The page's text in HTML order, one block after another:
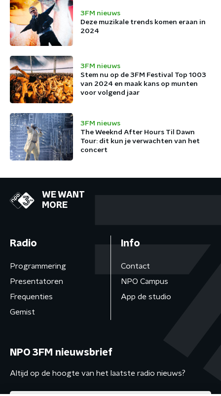
3FM nieuws
Deze muzikale trends komen eraan in
2024
3FM nieuws
Stem nu op de 3FM Festival Top 1003
van 2024 en maak kans op munten
voor volgend jaar
3FM nieuws
The Weeknd After Hours Til Dawn
Tour: dit kun je verwachten van het
concert
WE WANT
MORE
Radio
Programmering
Presentatoren
Frequenties
Gemist
Info
Contact
NPO Campus
App de studio
NPO 3FM nieuwsbrief
Altijd op de hoogte van het laatste radio nieuws?